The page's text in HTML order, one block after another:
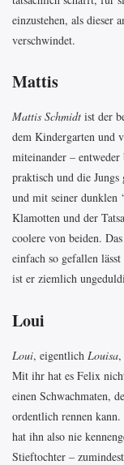
einzustehen, als dieser
verschwindet.
Mattis
Mattis Schmidt ist der
dem Kindergarten und
miteinander – entweder
praktisch und die Jungs
und mit seiner dunklen
Klamotten und der
coolere von beiden.
einfach so gefallen
ist er ziemlich
Loui
Loui, eigentlich Louisa
Mit ihr hat es Felix
einen Schwachmaten,
ordentlich rennen
hat ihn also nie
Stieftochter –